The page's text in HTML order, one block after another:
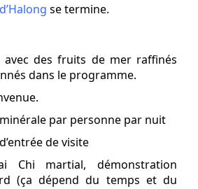
se termine.
avec des fruits de mer raffinés
dans le programme.
minérale par personne par nuit
de visite
Chi martial, démonstration
(ça dépend du temps et du